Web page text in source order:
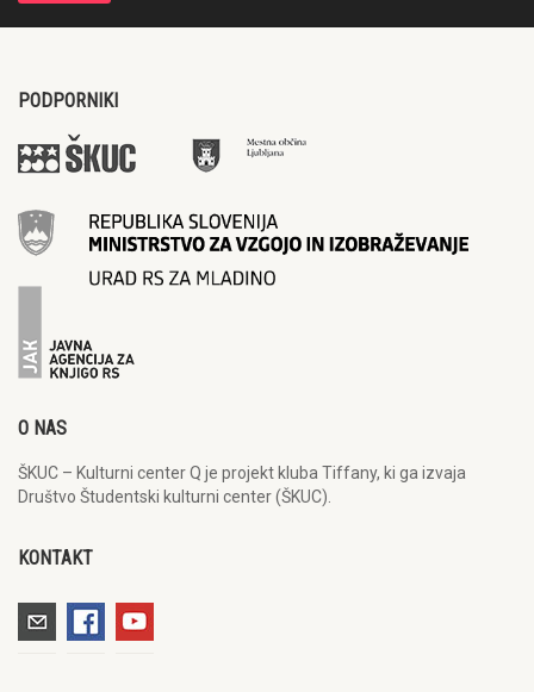
PODPORNIKI
O NAS
ŠKUC – Kulturni center Q je projekt kluba Tiffany, ki ga izvaja
Društvo Študentski kulturni center (ŠKUC).
KONTAKT